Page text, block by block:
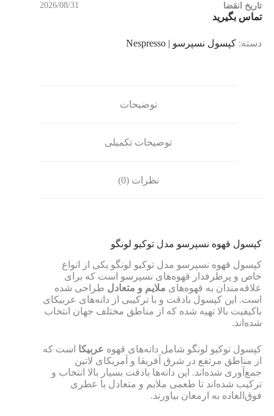
تاریخ انقضا 2026/08/31
تماس بگیرید
دسته: کپسول نسپرسو | Nespresso
توضیحات
توضیحات تکمیلی
نظرات (0)
کپسول قهوه نسپرسو مدل توکیو لونگو
کپسول قهوه نسپرسو مدل توکیو لونگو یکی از انواع
خاص و پرطرفدار قهوه‌های نسپرسو است که برای
علاقه‌مندان به قهوه‌های ملایم و متعادل طراحی شده
است. این کپسول بادقت و با ترکیبی از دانه‌های عربیکای
باکیفیت بالا تهیه شده که از مناطق مختلف جهان انتخاب
شده‌اند.
کپسول توکیو لونگو شامل دانه‌های قهوه عربیکا است که
از مناطق مرتفع در شرق آفریقا و آمریکای لاتین
جمع‌آوری شده‌اند. این دانه‌ها بادقت بسیار بالا انتخاب و
ترکیب شده‌اند تا طعمی ملایم و متعادل با عطری
فوق‌العاده به ارمغان بیاورند.